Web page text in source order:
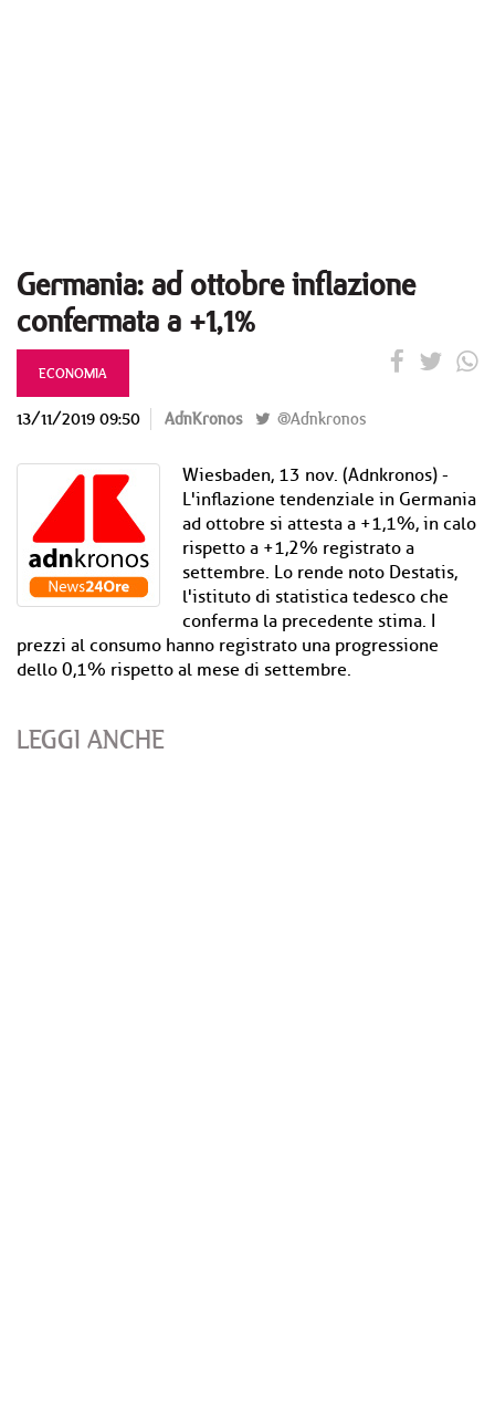
Germania: ad ottobre inflazione
confermata a +1,1%
ECONOMIA
13/11/2019 09:50 AdnKronos @Adnkronos
Wiesbaden, 13 nov. (Adnkronos) -
L'inflazione tendenziale in Germania
ad ottobre si attesta a +1,1%, in calo
rispetto a +1,2% registrato a
settembre. Lo rende noto Destatis,
l'istituto di statistica tedesco che
conferma la precedente stima. I
prezzi al consumo hanno registrato una progressione
dello 0,1% rispetto al mese di settembre.
LEGGI ANCHE